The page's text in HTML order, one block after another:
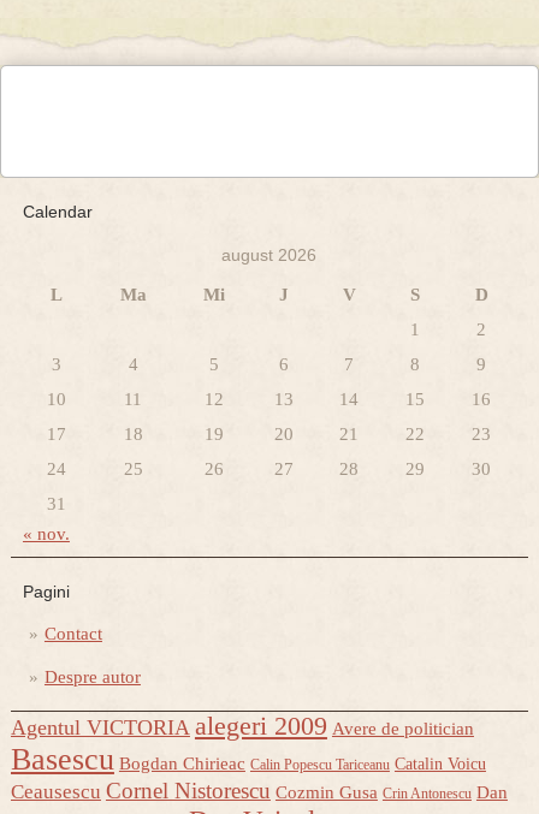
Calendar
august 2026
L Ma Mi J V S
D
1
2
3
4 5 6 7 8
9
10
11 12 13 14 15
16
17
18 19 20 21 22
23
24
25 26 27 28 29
30
31
« nov.
Pagini
Contact
Despre autor
Agentul VICTORIA alegeri 2009 Avere de politician
Basescu Bogdan Chirieac Calin Popescu Tariceanu Catalin Voicu
Ceausescu Cornel Nistorescu Cozmin Gusa Crin Antonescu Dan